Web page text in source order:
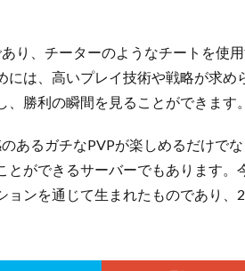
り、チーターのようなチートを使
には、高いプレイ技術や戦略が求
勝利の瞬間を見ることができます。
あるガチなPVPが楽しめるだけで
ができるサーバーでもあります。
ョンを通じて生まれたものであり、